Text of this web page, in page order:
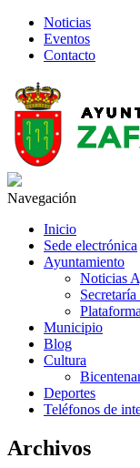
Noticias
Eventos
Contacto
Navegación
Inicio
Sede electrónica
Ayuntamiento
Noticias
Municipio
Blog
Cultura
Deportes
Teléfonos de
Archivos